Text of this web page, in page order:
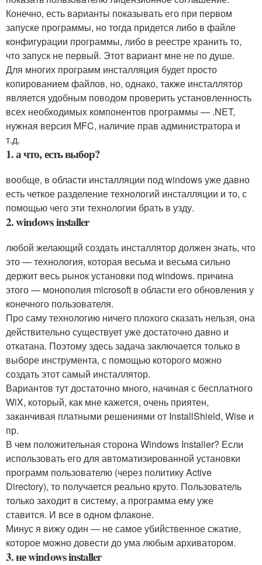
Конечно, есть варианты показывать его при первом
запуске программы, но тогда придется либо в файле
конфигурации программы, либо в реестре хранить то,
что запуск не первый. Этот вариант мне не по душе.
Для многих программ инсталляция будет просто
копированием файлов, но, однако, также инсталлятор
является удобным поводом проверить установленность
всех необходимых компонентов программы — .NET,
нужная версия MFC, наличие прав администратора и
т.д.
1. а что, есть выбор?
вообще, в области инсталляции под windows уже давно
есть четкое разделение технологий инсталляции и то, с
помощью чего эти технологии брать в узду.
2. windows installer
любой желающий создать инсталлятор должен знать, что
это — технология, которая весьма и весьма сильно
держит весь рынок установки под windows. причина
этого — монополия microsoft в области его обновления у
конечного пользователя.
Про саму технологию ничего плохого сказать нельзя, она
действительно существует уже достаточно давно и
откатана. Поэтому здесь задача заключается только в
выборе инструмента, с помощью которого можно
создать этот самый инсталлятор.
Вариантов тут достаточно много, начиная с бесплатного
WiX, который, как мне кажется, очень приятен,
заканчивая платными решениями от InstallShield, Wise и
пр.
В чем положительная сторона Windows Installer? Если
использовать его для автоматизированной установки
программ пользователю (через политику Active
Directory), то получается реально круто. Пользователь
только заходит в систему, а программа ему уже
ставится. И все в одном флаконе.
Минус я вижу один — не самое убийственное сжатие,
которое можно довести до ума любым архиватором.
3. не windows installer